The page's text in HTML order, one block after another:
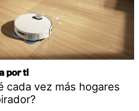
por ti
cada vez más hogares